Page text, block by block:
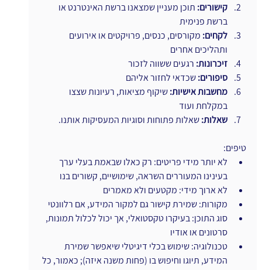
קישורים: תוכן מעניין שמצאנו ברשת האינטרנט או
ברשת פנימית
לקחים: מקורסים, כנסים, פרויקטים או אירועים
ותהליכים אחרים
זיכרונות: רגעים ששווה לזכור
סיפורים: שכדאי לחזור אליהם
מחשבות אישיות: שיקוף מציאות, רעיונות שצצו
במקלחת ועוד
שאלות: שאלות פתוחות וסוגיות המעסיקות אותנו.
טיפים:
לא יותר מידי פריטים: רק כאלו שבאמת בעלי ערך
בעינינו המעוררים השראה, שימושיים, קשורים בנו
לא ארוך מידי: מקטעים ולא מאמרים
מקורות: שמירת קישור גם למקור המידע, אם רלוונטי
סוג התוכן: בעיקרו טקסטואלי, אך יכול לכלול תמונות,
סרטונים או אודיו
טכנולוגיה: שימוש בכלי דיגיטלי שיאפשר שמירת
המידע, תיוגו וחיפוש בו (פחות משנה איזה); כאמור, כל